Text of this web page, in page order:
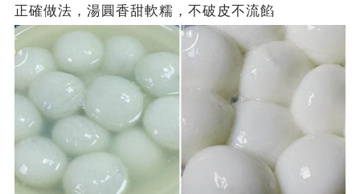
正確做法，湯圓香甜軟糯，不破皮不流餡